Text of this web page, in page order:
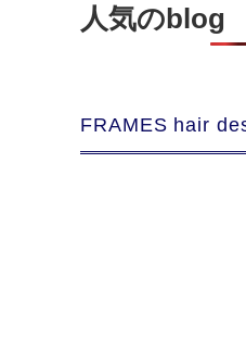
人気のblog
FRAMES hair